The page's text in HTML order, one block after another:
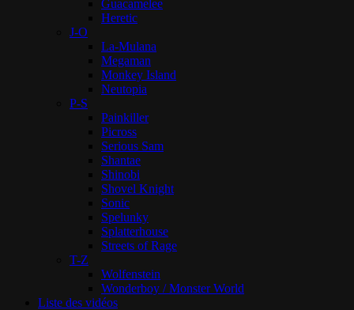
Guacamelee
Heretic
J-O
La-Mulana
Megaman
Monkey Island
Neutopia
P-S
Painkiller
Picross
Serious Sam
Shantae
Shinobi
Shovel Knight
Sonic
Spelunky
Splatterhouse
Streets of Rage
T-Z
Wolfenstein
Wonderboy / Monster World
Liste des vidéos